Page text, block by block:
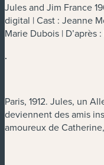
Jules and Jim France
digital | Cast : Jeanne
Marie Dubois | D’après
.
Paris, 1912. Jules, un
deviennent des amis
amoureux de